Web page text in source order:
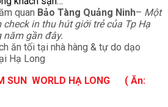
quan Bảo Tàng Quảng Ninh– Một
in thu hút giới trẻ của Tp Hạ
năm gần đây.
ăn tối tại nhà hàng & tự do dạo
Hạ Long
SUN WORLD HẠ LONG ( Ăn: